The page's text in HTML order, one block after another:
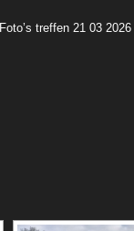
Foto’s treffen 21 03 2026